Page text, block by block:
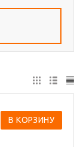
В КОРЗИНУ